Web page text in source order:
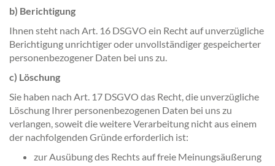
b) Berichtigung
Ihnen steht nach Art. 16 DSGVO ein Recht auf unverzügliche
Berichtigung unrichtiger oder unvollständiger gespeicherter
personenbezogener Daten bei uns zu.
c) Löschung
Sie haben nach Art. 17 DSGVO das Recht, die unverzügliche
Löschung Ihrer personenbezogenen Daten bei uns zu
verlangen, soweit die weitere Verarbeitung nicht aus einem
der nachfolgenden Gründe erforderlich ist:
zur Ausübung des Rechts auf freie Meinungsäußerung